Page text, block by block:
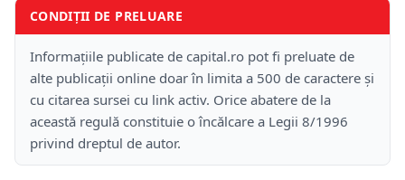
CONDIȚII DE PRELUARE
Informațiile publicate de capital.ro pot fi preluate de
alte publicații online doar în limita a 500 de caractere și
cu citarea sursei cu link activ. Orice abatere de la
această regulă constituie o încălcare a Legii 8/1996
privind dreptul de autor.